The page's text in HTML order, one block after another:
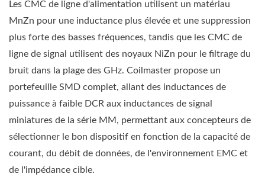
Les CMC de ligne d'alimentation utilisent un matériau
MnZn pour une inductance plus élevée et une suppression
plus forte des basses fréquences, tandis que les CMC de
ligne de signal utilisent des noyaux NiZn pour le filtrage du
bruit dans la plage des GHz. Coilmaster propose un
portefeuille SMD complet, allant des inductances de
puissance à faible DCR aux inductances de signal
miniatures de la série MM, permettant aux concepteurs de
sélectionner le bon dispositif en fonction de la capacité de
courant, du débit de données, de l'environnement EMC et
de l'impédance cible.